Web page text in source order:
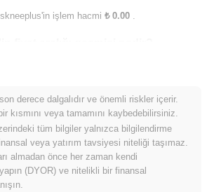
işlem hacmi ₺ 0.00 .
Yüksek Değeri (ATH):
ATH'sinin ~5.33% altında işlem görüyor .
daha geniş kripto piyasasıyla
nasıl performans gösteriyor?
0.00%kazandı, genel kripto
kazanç kaydeden daha düşük performans
derece dalgalıdır ve önemli riskler içerir.
bir kısmını veya tamamını kaybedebilirsiniz.
tüm bilgiler yalnızca bilgilendirme
veya yatırım tavsiyesi niteliği taşımaz.
almadan önce her zaman kendi
(DYOR) ve nitelikli bir finansal